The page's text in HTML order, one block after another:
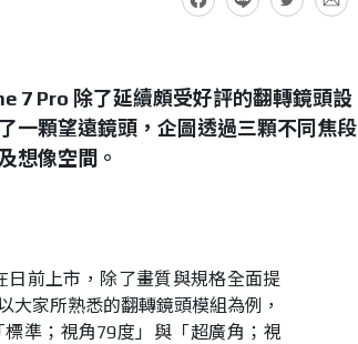
7 Pro 除了延續頗受好評的翻轉鏡頭設
一顆望遠鏡頭，企圖透過三顆不同焦段
想像空間。
日前上市，除了畫質與規格全面提
大家所熟悉的翻轉鏡頭模組為例，
標準；視角79度」與「超廣角；視